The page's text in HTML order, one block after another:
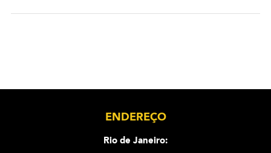
ENDEREÇO
Rio de Janeiro: